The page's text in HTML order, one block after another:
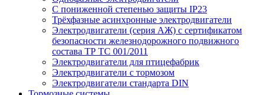
С пониженной степенью защиты IP23
Трёхфазные асинхронные электродвигатели
Электродвигатели (серия АЖ) с сертификатом
безопасности железнодорожного подвижного
состава ТР ТС 001/2011
Электродвигатели для птицефабрик
Электродвигатели с тормозом
Электродвигатели стандарта DIN